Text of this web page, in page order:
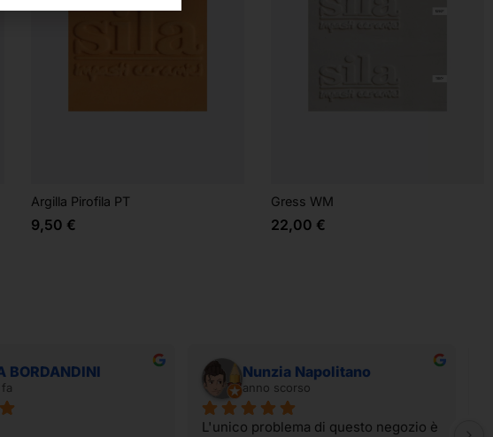
Argilla Pirofila PT
9,50 €
Gress WM
22,00 €
BORDANDINI Nunzia Napolitano
anno scorso
L'unico problema di questo negozio è